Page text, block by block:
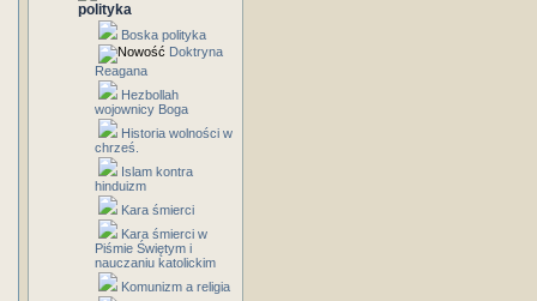
polityka
Boska polityka
Doktryna
Reagana
Hezbollah
wojownicy Boga
Historia wolności w
chrześ.
Islam kontra
hinduizm
Kara śmierci
Kara śmierci w
Piśmie Świętym i
nauczaniu katolickim
Komunizm a religia